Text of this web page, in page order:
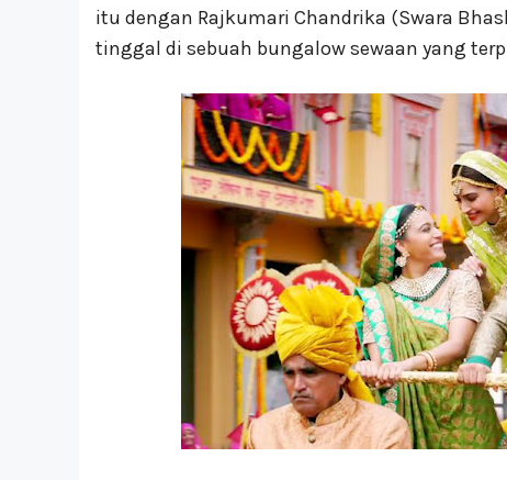
itu dengan Rajkumari Chandrika (Swara
tinggal di sebuah bungalow sewaan yang